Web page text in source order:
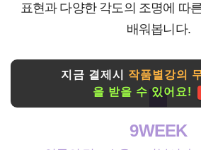
지금 결제시 작품별강의
을 받을 수 있어요!
표현과 다양한 각도의 조명에 따
배워봅니다.
9WEEK